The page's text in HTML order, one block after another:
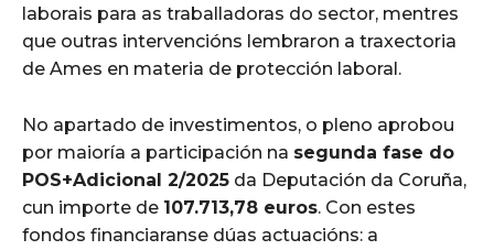
laborais para as traballadoras do sector, mentres
que outras intervencións lembraron a traxectoria
de Ames en materia de protección laboral.
No apartado de investimentos, o pleno aprobou
por maioría a participación na segunda fase do
POS+Adicional 2/2025 da Deputación da Coruña,
cun importe de 107.713,78 euros. Con estes
fondos financiaranse dúas actuacións: a